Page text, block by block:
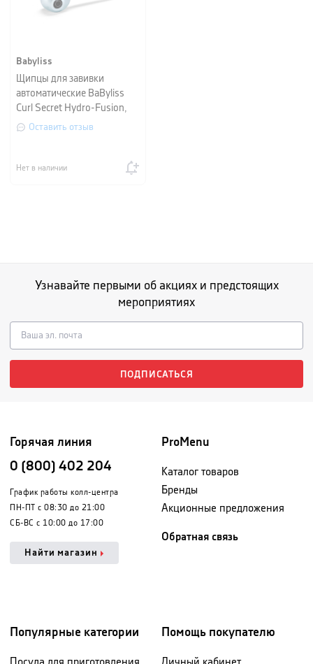
Babyliss
Щипцы для завивки
автоматические BaByliss
Curl Secret Hydro-Fusion,
голубой
Оставить отзыв
Нет в наличии
Узнавайте первыми об акциях и предстоящих
мероприятиях
ПОДПИСАТЬСЯ
Горячая линия
0 (800) 402 204
График работы колл-центра
ПН-ПТ с 08:30 до 21:00
СБ-ВС с 10:00 до 17:00
Найти магазин
ProMenu
Каталог товаров
Бренды
Акционные предложения
Обратная связь
Популярные категории Помощь покупателю